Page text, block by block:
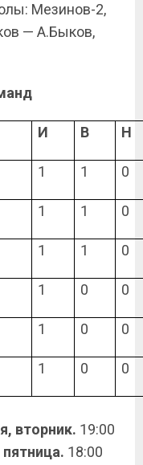
Мезинов-2,
— А.Быков,
И В Н
1 1 0
1 1 0
1 1 0
1 0 0
1 0 0
1 0 0
вторник. 19:00
18:00